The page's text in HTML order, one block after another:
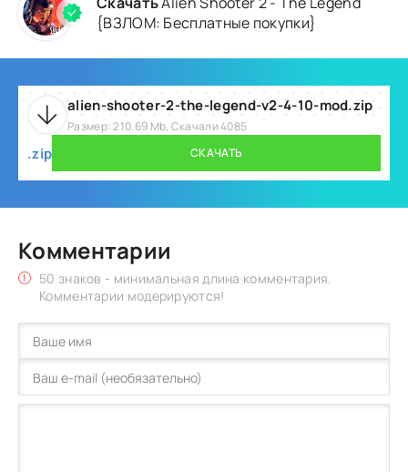
{ВЗЛОМ: Бесплатные покупки}
alien-shooter-2-the-legend-v2-4-10-mod.zip
Размер: 210.69 Mb, Скачали 4085
.zip СКАЧАТЬ
Комментарии
50 знаков - минимальная длина комментария.
Комментарии модерируются!